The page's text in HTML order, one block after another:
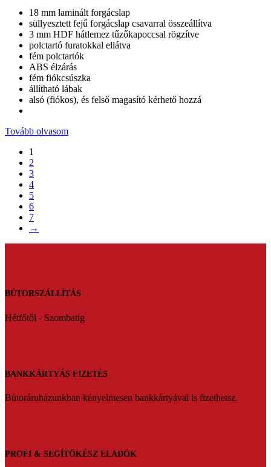
18 mm laminált forgácslap
süllyesztett fejű forgácslap csavarral összeállítva
3 mm HDF hátlemez tűzőkapoccsal rögzítve
polctartó furatokkal ellátva
fém polctartók
ABS élzárás
fém fiókcsúszka
állítható lábak
alsó (fiókos), és felső magasító kérhető hozzá
Tovább olvasom
1
2
3
4
5
6
7
→
BÚTORSZÁLLÍTÁS
Hétfőtől - Szombatig
BANKKÁRTYÁS FIZETÉS
Bútoráruházunkban kényelmesen bankkártyával is fizethetsz.
PROFI & SEGÍTŐKÉSZ ELADÓK